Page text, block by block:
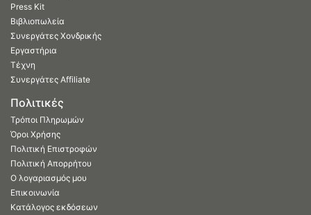
Press Kit
Βιβλιοπωλεία
Συνεργάτες Χονδρικής
Εργαστήρια
Τέχνη
Συνεργάτες Affiliate
Πολιτικές
Τρόποι Πληρωμών
Όροι Χρήσης
Πολιτική Επιστροφών
Πολιτική Απορρήτου
Ο λογαριασμός μου
Επικοινωνία
Κατάλογος εκδόσεων